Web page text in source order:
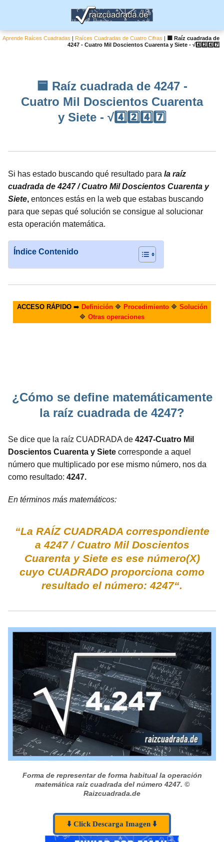
Aprende Raíces Cuadradas | Raíces Cuadradas de Cuatro Cifras |
🟦 Raíz cuadrada de
4247 - Cuatro Mil Doscientos Cuarenta y Siete - √4️⃣2️⃣4️⃣7️⃣
🟦 Raíz cuadrada de 4247 -
Cuatro Mil Doscientos Cuarenta
y Siete - √4️⃣2️⃣4️⃣7️⃣
Si has estado buscando qué resultado para la raíz
cuadrada de 4247 / Cuatro Mil Doscientos Cuarenta y
Siete, entonces estás en la web que estabas buscando
para que sepas qué solución se consigue al solucionar
esta operación matemática.
Índice Contenido
ACCESO RÁPIDO➡️ Definición🔷 Procedimiento🔷 Solución
🔷 Otras operaciones
¿Cómo se define matemáticamente
la raíz cuadrada de 4247?
Se dice que la raíz CUADRADA de 4247-Cuatro Mil
Doscientos Cuarenta y Siete corresponde a aquel
número que multiplicado por ese mismo número, nos da
como resultado: 4247.
En términos más matemáticos:
“La RAÍZ CUADRADA correspondiente
a 4247 / Cuatro Mil Doscientos
Cuarenta y Siete es ese número(X)
cuyo CUADRADO proporciona como
resultado el número: 4247“.
Forma de representar de forma habitual la operación
matemática raíz cuadrada del número 4247. ©
Raizcuadrada.de
⬇️ Click Descarga Imagen ⬇️